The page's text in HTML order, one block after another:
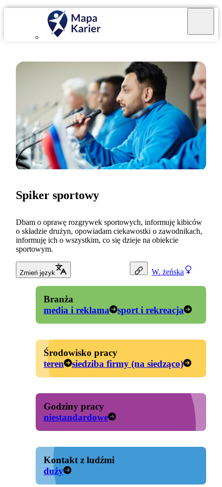
W. żeńska
Spiker sportowy
Dbam o oprawę rozgrywek sportowych, informuję kibiców
o składzie drużyn, opowiadam ciekawostki o zawodnikach,
informuję ich o wszystkim, co się dzieje na obiekcie
sportowym.
Zmień język
Branża
media i reklama
sport i rekreacja
Środowisko pracy
teren
siedziba firmy (na siedząco)
Godziny pracy
niestandardowe
Kontakt z ludźmi
duży